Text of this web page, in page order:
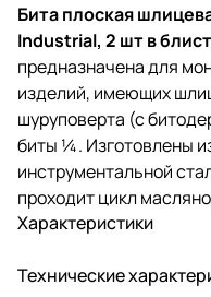
Бита плоская
Industrial, 2 шт в
предназначена для
изделий, имеющих
шуруповерта (с
биты ¼. Изготовлены
инструментальной
проходит цикл
Характеристики
Технические